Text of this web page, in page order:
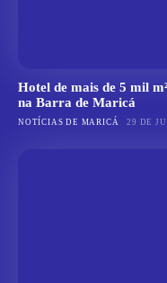
Hotel de mais de 5 mil
na Barra de Maricá
NOTÍCIAS DE MARICÁ 29 DE